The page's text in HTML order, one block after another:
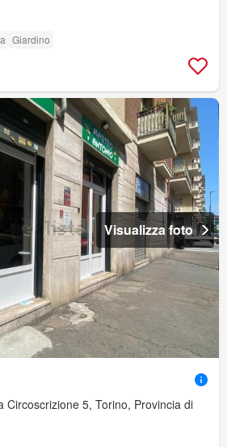
Giardino
Visualizza foto
Circoscrizione 5, Torino, Provincia di